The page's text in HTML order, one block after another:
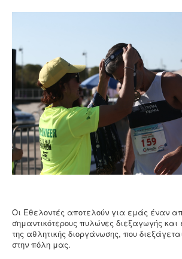
Οι Εθελοντές αποτελούν για εμάς έναν
σημαντικότερους πυλώνες διεξαγωγής και
της αθλητικής διοργάνωσης, που
στην πόλη μας.